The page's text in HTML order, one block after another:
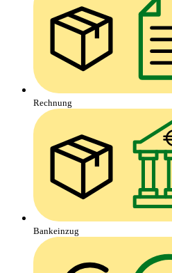
Rechnung
Bankeinzug